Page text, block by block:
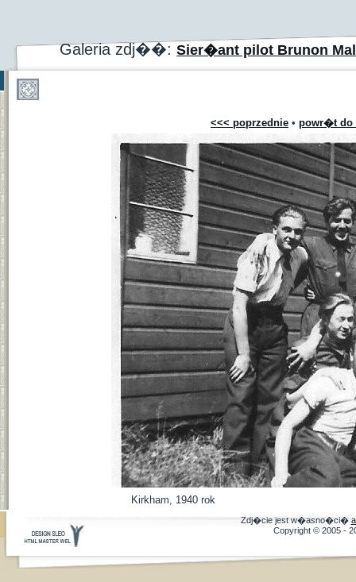
Galeria zdj��: Sier�ant pilot Brunon
<<< poprzednie • powr�t do
Kirkham, 1940 rok
Zdj�cie jest w�asno�ci�
Copyright © 2005 -